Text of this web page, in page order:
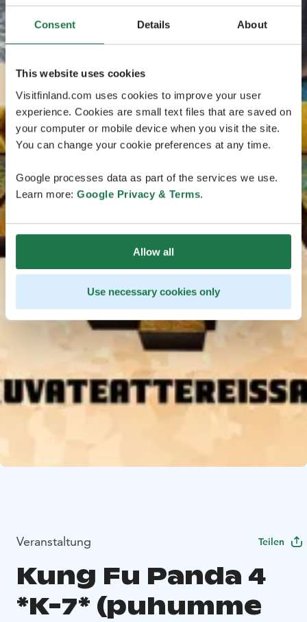
Consent Details About
This website uses cookies
Visitfinland.com uses cookies to improve your user
experience. Cookies are small text files that are saved on
your computer or mobile device when you visit the site.
You can change your cookie preferences at any time.
Google processes data as part of the services we use.
Learn more: Google Privacy & Terms.
Allow all
Use necessary cookies only
Veranstaltung Teilen
Kung Fu Panda 4
*K-7* (puhumme